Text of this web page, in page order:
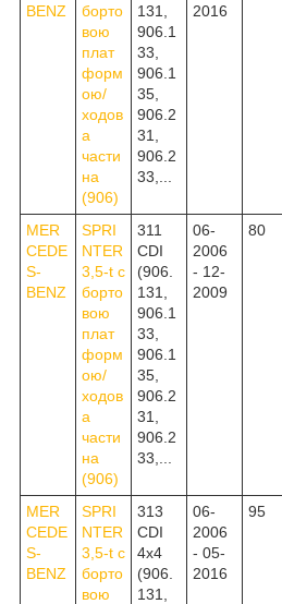
BENZ
борто
вою
плат
форм
ою/
ходов
а
части
на
(906)
131,
906.1
33,
906.1
35,
906.2
31,
906.2
33,...
2016
MER
CEDE
S-
BENZ
SPRI
NTER
3,5-t c
борто
вою
плат
форм
ою/
ходов
а
части
на
(906)
311
CDI
(906.
131,
906.1
33,
906.1
35,
906.2
31,
906.2
33,...
06-
2006
- 12-
2009
80
MER
CEDE
S-
BENZ
SPRI
NTER
3,5-t c
борто
вою
313
CDI
4x4
(906.
131,
06-
2006
- 05-
2016
95